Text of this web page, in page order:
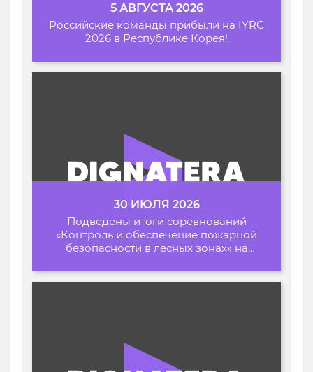
5 АВГУСТА 2026
Российские команды прибыли на IYRC
2026 в Республике Корея!
30 ИЮЛЯ 2026
Подведены итоги соревнований
«Контроль и обеспечение пожарной
безопасности в лесных зонах» на